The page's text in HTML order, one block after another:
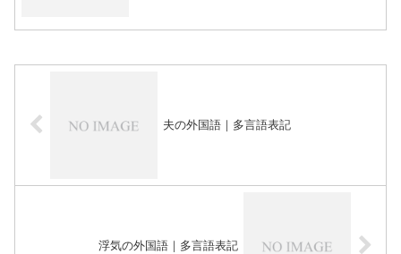
夫の外国語｜多言語表記
浮気の外国語｜多言語表記